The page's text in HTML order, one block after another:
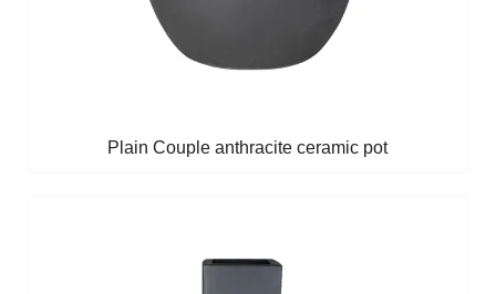
Plain Couple anthracite ceramic pot